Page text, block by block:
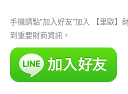
手機請點”加入好友“加入 【里歐】
到重要財商資訊。